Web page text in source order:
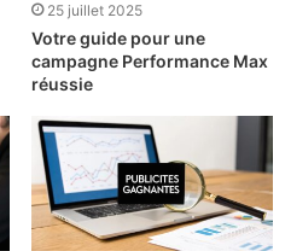
25 juillet 2025
Votre guide pour une
campagne Performance Max
réussie